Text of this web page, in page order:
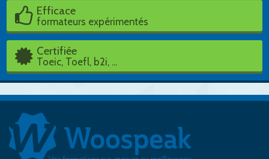
Efficace
formateurs expérimentés
Certifiée
Toeic, Toefl, b2i, ...